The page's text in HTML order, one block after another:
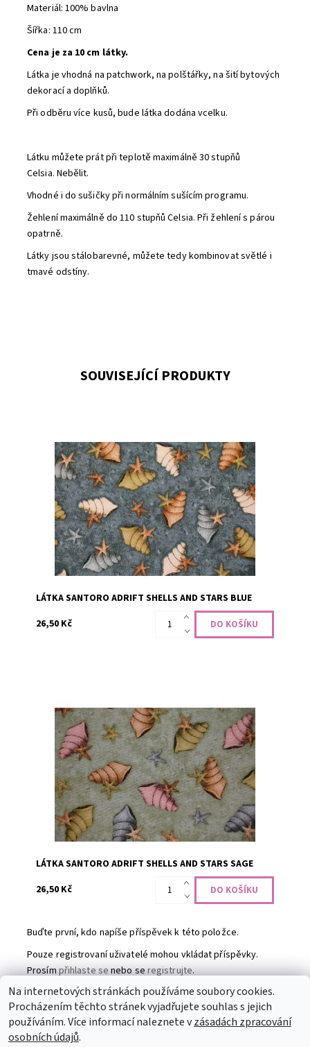
Materiál: 100% bavlna
Šířka: 110 cm
Cena je za 10 cm látky.
Látka je vhodná na patchwork, na polštářky, na šití bytových
dekorací a doplňků.
Při odběru více kusů, bude látka dodána vcelku.
Látku můžete prát při teplotě maximálně 30 stupňů
Celsia. Nebělit.
Vhodné i do sušičky při normálním sušícím programu.
Žehlení maximálně do 110 stupňů Celsia. Při žehlení s párou
opatrně.
Látky jsou stálobarevné, můžete tedy kombinovat světlé i
tmavé odstíny.
SOUVISEJÍCÍ PRODUKTY
100% bavlna, šíře 110 cm
Dostupnost:
Skladem
Kód:
CODE-1381
Značka:
QT Fabrics
LÁTKA SANTORO ADRIFT SHELLS AND STARS BLUE
26,50 Kč
100% bavlna, šíře 110 cm
Dostupnost:
Skladem
Kód:
CODE-1383
Značka:
QT Fabrics
LÁTKA SANTORO ADRIFT SHELLS AND STARS SAGE
26,50 Kč
Buďte první, kdo napíše příspěvek k této položce.
Pouze registrovaní uživatelé mohou vkládat příspěvky.
Prosímpřihlaste senebo seregistrujte.
Partneři Toaletní papír Ubrousky Práce na doma
Swarovski šperky | Prostěradla
Na internetových stránkách používáme soubory cookies.
Procházením těchto stránek vyjadřujete souhlas s jejich
používáním. Více informací naleznete vzásadách zpracování
osobních údajů.